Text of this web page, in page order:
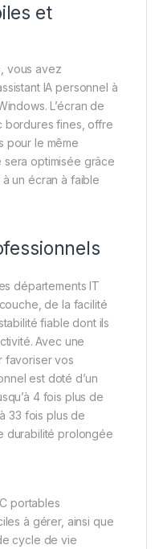
et
vous avez
IA personnel à
L’écran de
bordures fines, offre
pour le même
sera optimisée grâce
un écran à faible
départements IT
de la facilité
fiable dont ils
Avec une
favoriser vos
est doté d’un
4 fois plus de
33 fois plus de
durabilité prolongée
portables
à gérer, ainsi que
cycle de vie